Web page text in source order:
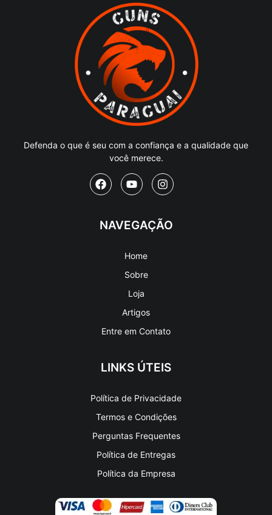
Defenda o que é seu com a confiança e a qualidade que
você merece.
NAVEGAÇÃO
Home
Sobre
Loja
Artigos
Entre em Contato
LINKS ÚTEIS
Política de Privacidade
Termos e Condições
Perguntas Frequentes
Política de Entregas
Política da Empresa